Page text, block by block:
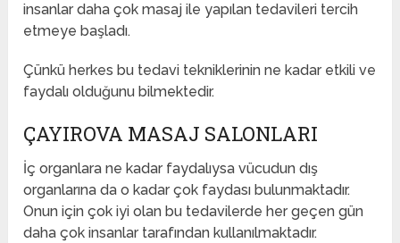
insanlar daha çok masaj ile yapılan tedavileri tercih
etmeye başladı.
Çünkü herkes bu tedavi tekniklerinin ne kadar etkili ve
faydalı olduğunu bilmektedir.
ÇAYIROVA MASAJ SALONLARI
İç organlara ne kadar faydalıysa vücudun dış
organlarına da o kadar çok faydası bulunmaktadır.
Onun için çok iyi olan bu tedavilerde her geçen gün
daha çok insanlar tarafından kullanılmaktadır.